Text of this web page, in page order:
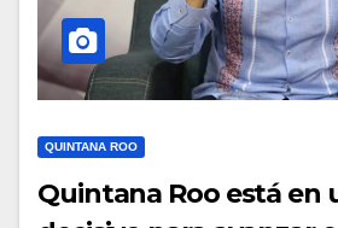
QUINTANA ROO
Quintana Roo está en